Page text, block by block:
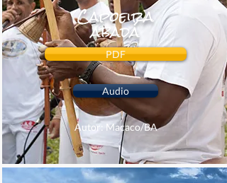
Capoeira
abadá
PDF
Audio
Autor: Macaco/BA